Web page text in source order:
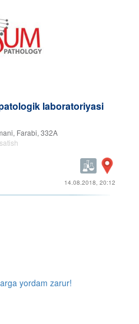
laboratoriyasi
Farabi, 332A
14.08.2018, 20:12
yordam zarur!